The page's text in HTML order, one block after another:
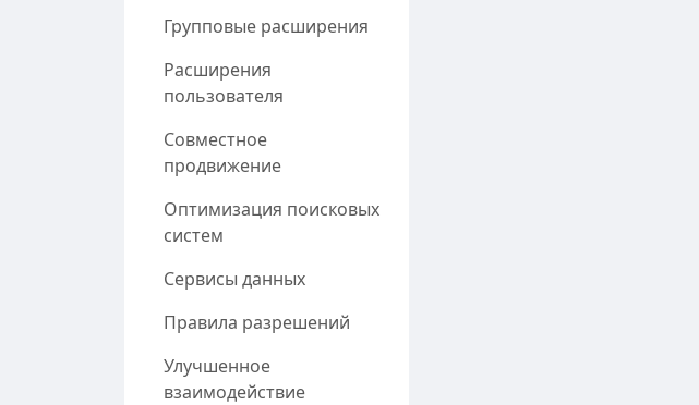
Групповые расширения
Расширения
пользователя
Совместное
продвижение
Оптимизация поисковых
систем
Сервисы данных
Правила разрешений
Улучшенное
взаимодействие